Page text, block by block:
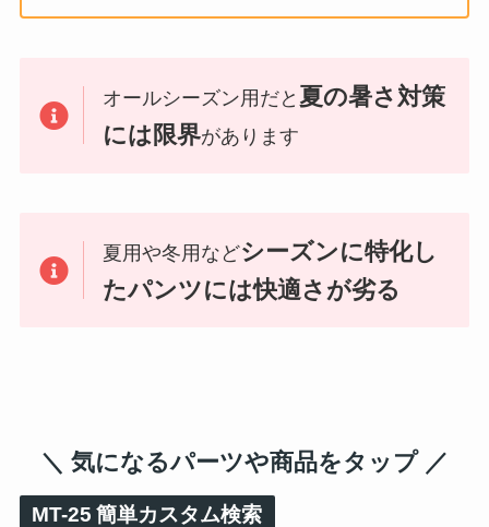
オールシーズン用だと 夏の暑さ対策
には限界があります
夏用や冬用などシーズンに特化し
たパンツには快適さが劣る
＼ 気になるパーツや商品をタップ ／
MT-25 簡単カスタム検索